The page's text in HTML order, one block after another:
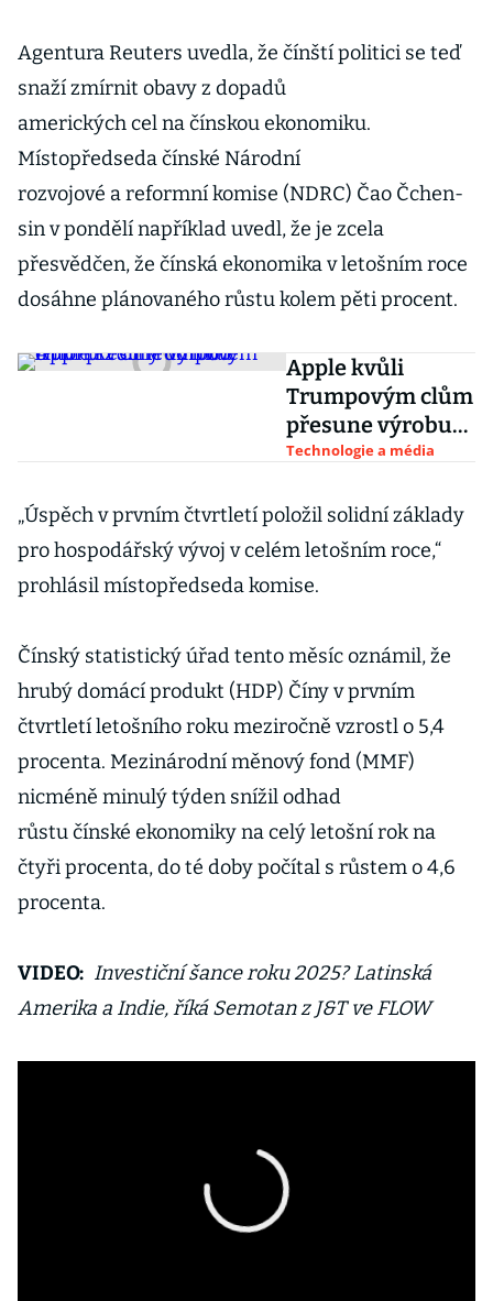
Agentura Reuters uvedla, že čínští politici se teď
snaží zmírnit obavy z dopadů
amerických cel na čínskou ekonomiku.
Místopředseda čínské Národní
rozvojové a reformní komise (NDRC) Čao Čchen-
sin v pondělí například uvedl, že je zcela
přesvědčen, že čínská ekonomika v letošním roce
dosáhne plánovaného růstu kolem pěti procent.
Apple kvůli
Trumpovým clům
přesune výrobu
iPhonů z Číny do
Technologie a média
„Úspěch v prvním čtvrtletí položil solidní základy
pro hospodářský vývoj v celém letošním roce,“
prohlásil místopředseda komise.
Čínský statistický úřad tento měsíc oznámil, že
hrubý domácí produkt (HDP) Číny v prvním
čtvrtletí letošního roku meziročně vzrostl o 5,4
procenta. Mezinárodní měnový fond (MMF)
nicméně minulý týden snížil odhad
růstu čínské ekonomiky na celý letošní rok na
čtyři procenta, do té doby počítal s růstem o 4,6
procenta.
VIDEO: Investiční šance roku 2025? Latinská
Amerika a Indie, říká Semotan z J&T ve FLOW